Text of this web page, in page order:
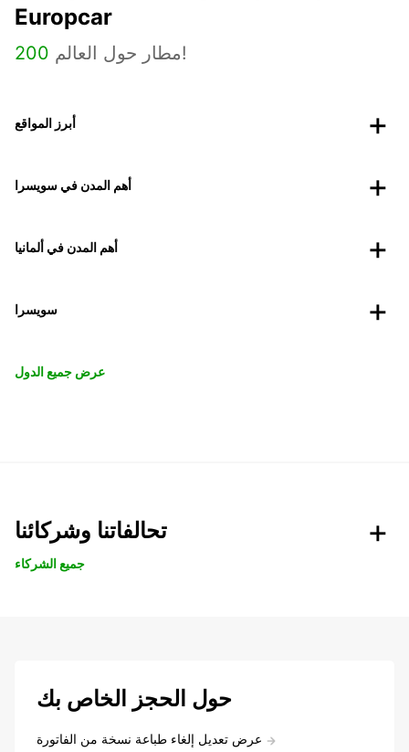
Europcar
200 مطار حول العالم!
أبرز المواقع
أهم المدن في سويسرا
أهم المدن في ألمانيا
سويسرا
عرض جميع الدول
تحالفاتنا وشركائنا
جميع الشركاء
حول الحجز الخاص بك
عرض تعديل إلغاء طباعة نسخة من الفاتورة